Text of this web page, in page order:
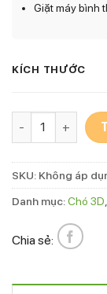
Giặt máy bình
KÍCH THƯỚC
Hình ủi Chó Pug
SKU: Không áp
Danh mục:Chó 3D
Chia sẻ: